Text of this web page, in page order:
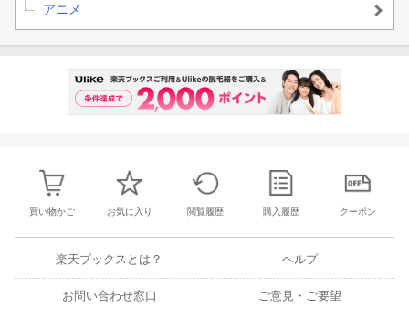
アニメ
買い物かご お気に入り 閲覧履歴 購入履歴 クーポン
楽天ブックスとは？ ヘルプ
お問い合わせ窓口 ご意見・ご要望